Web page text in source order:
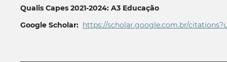
Qualis Capes 2021-2024: A3 Educação
Google Scholar: https://scholar.google.com.br/